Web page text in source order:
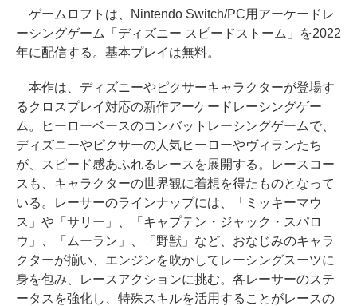
ゲームロフトは、Nintendo Switch/PC用アーケードレ
ーシングゲーム「ディズニー スピードストーム」を2022
年に配信する。基本プレイは無料。
本作は、ディズニーやピクサーキャラクターが登場す
るクロスプレイ対応の新作アーケードレーシングゲー
ム。ヒーローベースのコンバットレーシングゲームで、
ディズニーやピクサーの人気ヒーローやヴィランたち
が、スピード感あふれるレースを展開する。レースコー
スも、キャラクターの世界観に着想を得たものとなって
いる。レーサーのラインナップには、「ミッキーマウ
ス」や「サリー」、「キャプテン・ジャック・スパロ
ウ」、「ムーラン」、「野獣」など、おなじみのキャラ
クターが揃い、エンジンを吹かしてレーシングスーツに
身を包み、レースアクションに挑む。各レーサーのステ
ータスを強化し、特殊スキルを活用することがレースの